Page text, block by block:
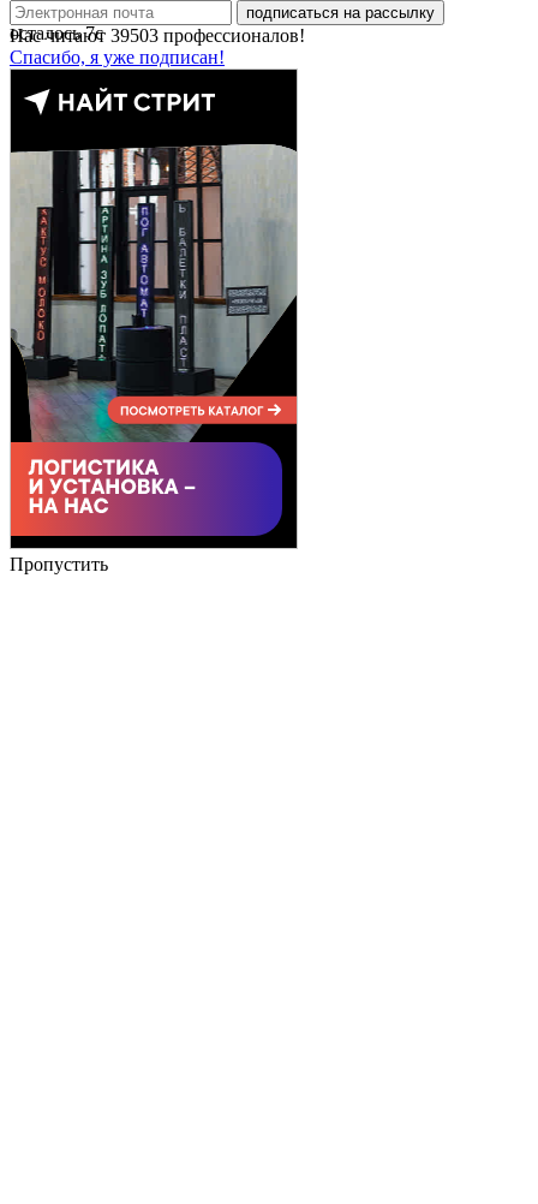
подписаться на рассылку
Нас читают 39503 профессионалов!
Спасибо, я уже подписан!
осталось7с
Пропустить